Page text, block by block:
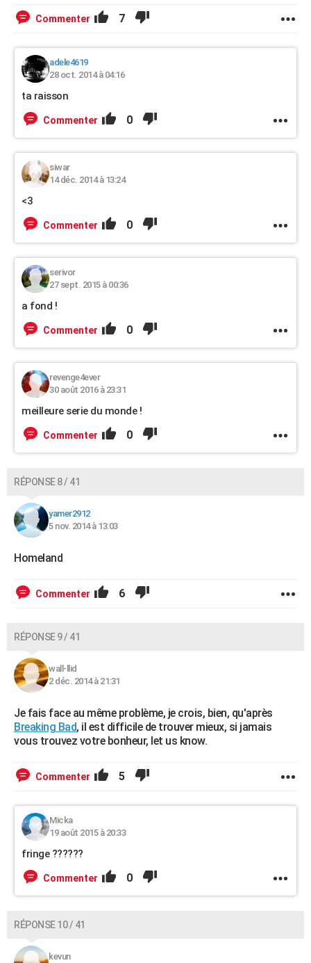
Commenter 7
adele4619
28 oct. 2014 à 04:16
ta raisson
Commenter 0
siwar
14 déc. 2014 à 13:24
<3
Commenter 0
serivor
27 sept. 2015 à 00:36
a fond !
Commenter 0
revenge4ever
30 août 2016 à 23:31
meilleure serie du monde !
Commenter 0
RÉPONSE 8 / 41
yamer2912
5 nov. 2014 à 13:03
Homeland
Commenter 6
RÉPONSE 9 / 41
wall-llid
2 déc. 2014 à 21:31
Je fais face au même problème, je crois, bien, qu'après
Breaking Bad, il est difficile de trouver mieux, si jamais
vous trouvez votre bonheur, let us know.
Commenter 5
Micka
19 août 2015 à 20:33
fringe ??????
Commenter 0
RÉPONSE 10 / 41
kevun